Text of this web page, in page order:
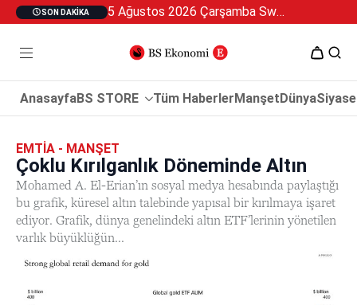
SON DAKIKA 5 Ağustos 2026 Çarşamba Swan Özel 2
AnasayfaBS STORE Tüm HaberlerManşetDünya
EMTIA - MANŞET
Çoklu Kırılganlık Döneminde Altın
Mohamed A. El-Erian’ın sosyal medya hesabında paylaştığı
bu grafik, küresel altın talebinde yapısal bir kırılmaya işaret
ediyor. Grafik, dünya genelindeki altın ETF’lerinin yönetilen
varlık büyüklüğün...